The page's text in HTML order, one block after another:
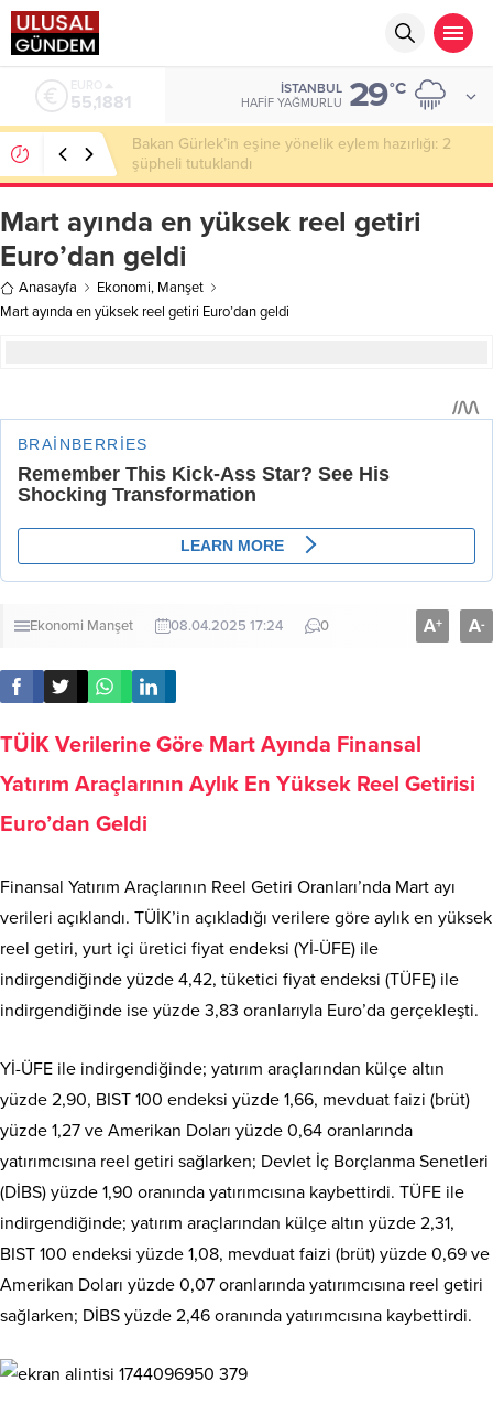
ALTIN
6.660,55
İSTANBUL
HAFIF YAĞMURLU 29°C
Ahbap Derneği’nde milyonluk vurgun iddiası: Haluk
Levent ve Ekibine gözaltı
Mart ayında en yüksek reel getiri
Euro’dan geldi
Anasayfa Ekonomi, Manşet
Mart ayında en yüksek reel getiri Euro’dan geldi
Ekonomi Manşet 08.04.2025 17:24 0 A+ A-
TÜİK Verilerine Göre Mart Ayında Finansal
Yatırım Araçlarının Aylık En Yüksek Reel Getirisi
Euro’dan Geldi
Finansal Yatırım Araçlarının Reel Getiri Oranları’nda Mart ayı
verileri açıklandı. TÜİK’in açıkladığı verilere göre aylık en yüksek
reel getiri, yurt içi üretici fiyat endeksi (Yİ-ÜFE) ile
indirgendiğinde yüzde 4,42, tüketici fiyat endeksi (TÜFE) ile
indirgendiğinde ise yüzde 3,83 oranlarıyla Euro’da gerçekleşti.
Yİ-ÜFE ile indirgendiğinde; yatırım araçlarından külçe altın
yüzde 2,90, BIST 100 endeksi yüzde 1,66, mevduat faizi (brüt)
yüzde 1,27 ve Amerikan Doları yüzde 0,64 oranlarında
yatırımcısına reel getiri sağlarken; Devlet İç Borçlanma Senetleri
(DİBS) yüzde 1,90 oranında yatırımcısına kaybettirdi. TÜFE ile
indirgendiğinde; yatırım araçlarından külçe altın yüzde 2,31,
BIST 100 endeksi yüzde 1,08, mevduat faizi (brüt) yüzde 0,69 ve
Amerikan Doları yüzde 0,07 oranlarında yatırımcısına reel getiri
sağlarken; DİBS yüzde 2,46 oranında yatırımcısına kaybettirdi.